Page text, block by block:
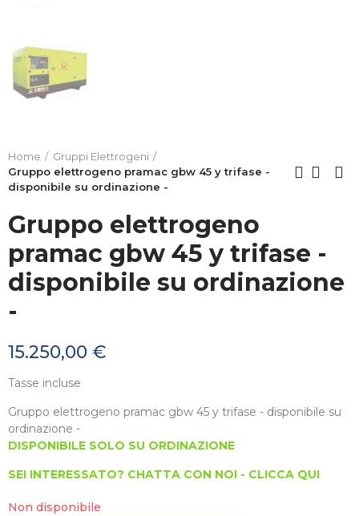
Home
Gruppi Elettrogeni
Gruppo elettrogeno pramac gbw 45 y trifase -
disponibile su ordinazione -
Gruppo elettrogeno
pramac gbw 45 y trifase -
disponibile su ordinazione
-
15.250,00 €
Tasse incluse
Gruppo elettrogeno pramac gbw 45 y trifase - disponibile su
ordinazione -
DISPONIBILE SOLO SU ORDINAZIONE
SEI INTERESSATO? CHATTA CON NOI - CLICCA QUI
Non disponibile